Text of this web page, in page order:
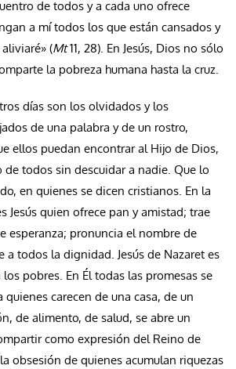
de todos y a cada uno ofrece
a mí todos los que están cansados y
(Mt11, 28). En Jesús, Dios no sólo
la pobreza humana hasta la cruz.
días son los olvidados y los
de una palabra y de un rostro,
ellos puedan encontrar al Hijo de Dios,
de todos sin descuidar a nadie. Que lo
en quienes se dicen cristianos. En la
Jesús quien ofrece pan y amistad; trae
esperanza; pronuncia el nombre de
a todos la dignidad. Jesús de Nazaret es
pobres. En Él todas las promesas se
quienes carecen de una casa, de un
de alimento, de salud, se abre un
como expresión del Reino de
obsesión de quienes acumulan riquezas